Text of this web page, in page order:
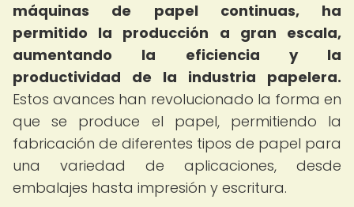
máquinas de papel continuas, ha
permitido la producción a gran escala,
aumentando la eficiencia y la
productividad de la industria papelera.
Estos avances han revolucionado la forma en
que se produce el papel, permitiendo la
fabricación de diferentes tipos de papel para
una variedad de aplicaciones, desde
embalajes hasta impresión y escritura.